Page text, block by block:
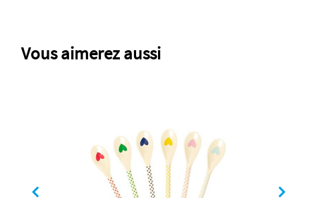
Vous aimerez aussi